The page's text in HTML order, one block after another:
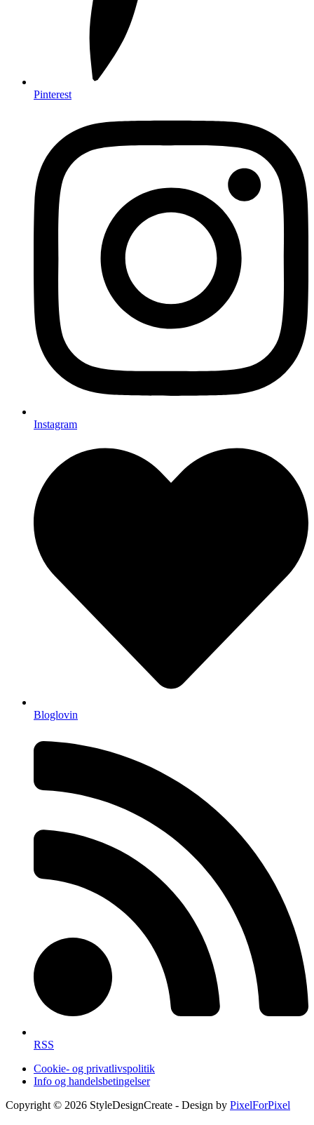
Pinterest
Instagram
Bloglovin
RSS
Cookie- og privatlivspolitik
Info og handelsbetingelser
Copyright © 2026 StyleDesignCreate - Design by PixelForPixel